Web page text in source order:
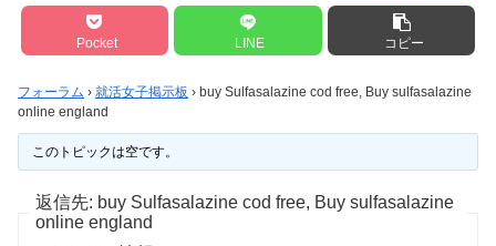
Pocket LINE コピー
フォーラム › 就活女子掲示板 › buy Sulfasalazine cod free, Buy sulfasalazine
online england
このトピックは空です。
返信先: buy Sulfasalazine cod free, Buy sulfasalazine
online england